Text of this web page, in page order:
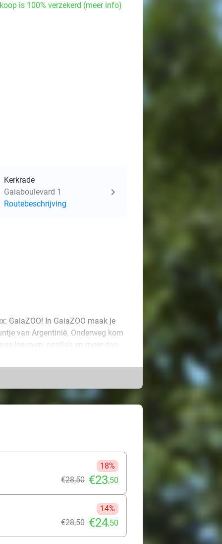
is 100% verzekerd (meer info)
Kerkrade
Gaiaboulevard 1
Routebeschrijving
GaiaZOO! In GaiaZOO maak je
van Argentinië. Onderweg kom
leeuwen, gorilla's en meer dan
Gegarandeerd een
18%
€28,50 €23,50
14%
€28,50 €24,50